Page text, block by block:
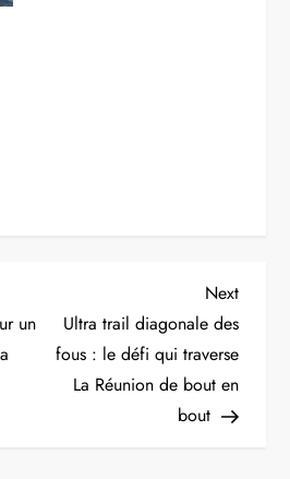
un
Next
Post
Next
Ultra trail diagonale des
fous : le défi qui traverse
La Réunion de bout en
bout